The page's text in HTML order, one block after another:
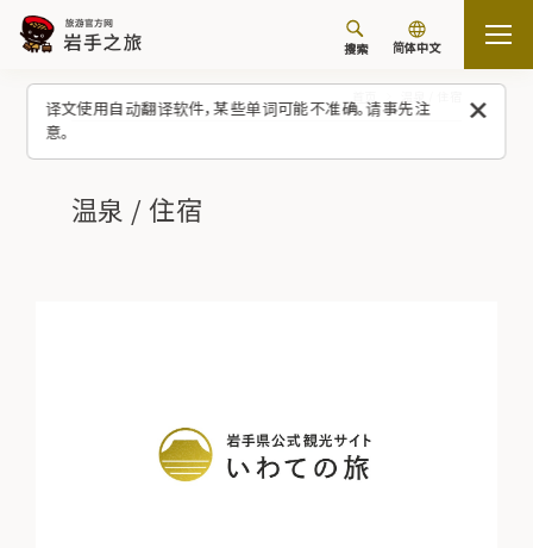
译文使用自动翻译软件，某些单词可能不准确。请事先注
意。
搜索 简体中文
温泉 / 住宿